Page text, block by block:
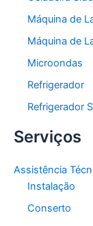
Máquina de
Máquina de
Microondas
Refrigerador
Refrigerador
Serviços
Assistência
Instalação
Conserto